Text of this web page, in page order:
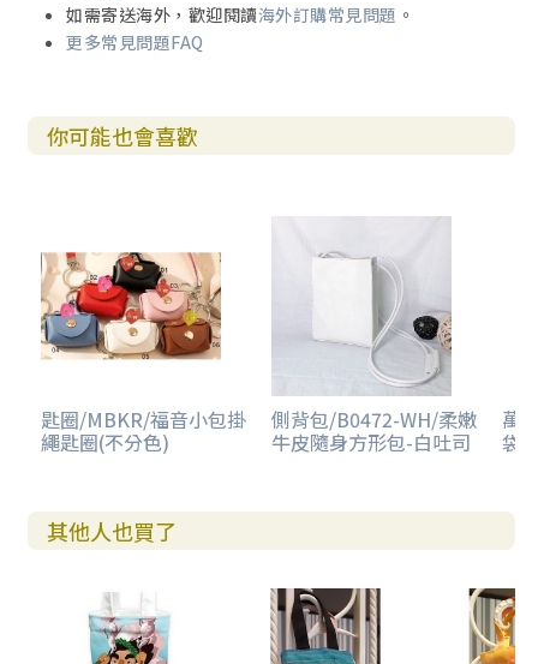
如需寄送海外，歡迎閱讀海外訂購常見問題 。
更多常見問題FAQ
你可能也會喜歡
匙圈/MBKR/福音小包掛
繩匙圈(不分色)
側背包/B0472-WH/柔嫩
牛皮隨身方形包-白吐司
萬
袋-
其他人也買了